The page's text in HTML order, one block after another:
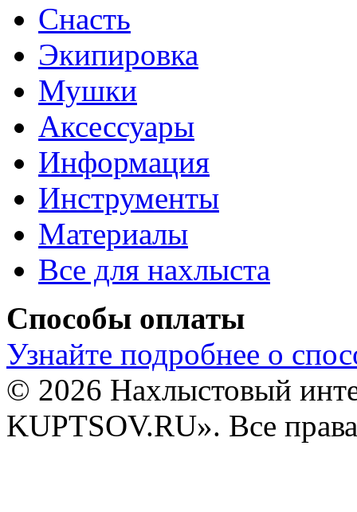
Снасть
Экипировка
Мушки
Аксессуары
Информация
Инструменты
Материалы
Все для нахлыста
Способы оплаты
Узнайте подробнее о
© 2026 Нахлыстовый
KUPTSOV.RU». Все